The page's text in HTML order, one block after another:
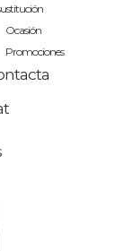
Ocasión
Promociones